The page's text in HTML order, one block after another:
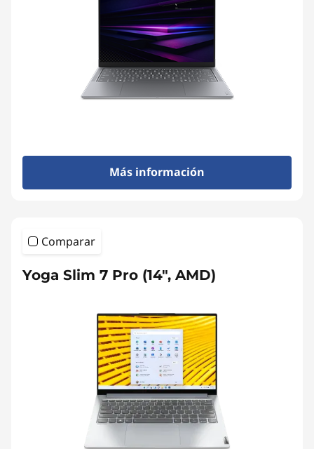
Más información
Comparar
Yoga Slim 7 Pro (14", AMD)